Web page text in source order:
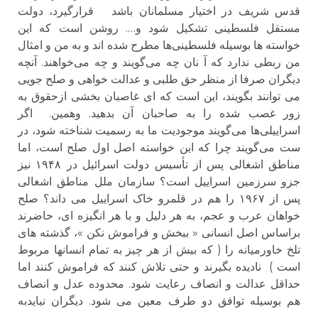
قدس شریف در اختیار مسلمانان باشد قرارگیرد، دولت
مستقل فلسطینی تشکیل شود و…. روشن است که این
خواسته ها بوسیله فلسطینی‌ها مطرح شده اند و به من و امثال
من ربطی ندارد که آ نان چه می‌گویند و چه می‌خواهند. آنچه
دیگران صرفا از منظر حق طلبی و عدالت خواهی و صلح جویی
می توانند بگویند، این است که ای غاصبان بخشی ازحقوق به
زور غصب شده را به صاحبان آن بدهید. وهمین. اگر
اسراییلی‌ها می‌گویند موجودیت ما به رسمیت شناخته شود، در
ست می‌گویند چرا که این خواسته اصل اول صلح است، اما
مناطق اشغالی پس از تأسیس دولت اسرائیل در ۱۹۴۸ نیز
جزو سرزمین اسراییل است؟ سازمان ملل مناطق اشغالی
پس از ۱۹۶۷ را هم در قلمرو خاک اسراییل می داند؟ صلح
خواهان عرب و عجم، به هر دلیل و با هر انگیزه ای، حاضرند
براساس اصل انسانی « ببخش و فراموش نکن »، گذشته های
تلخ خاورمیانه را ( که بیش از هر چیز به تمام انسانها مربوط
است ) نادیده بگیرند و حتی تلاش کنند که فراموش کنند اما
حداقل عدالت و انصاف رعایت شود. محدوده عدل و انصاف
هم بوسیله توافق دو طرف معین می شود. دیگران نبایدبه